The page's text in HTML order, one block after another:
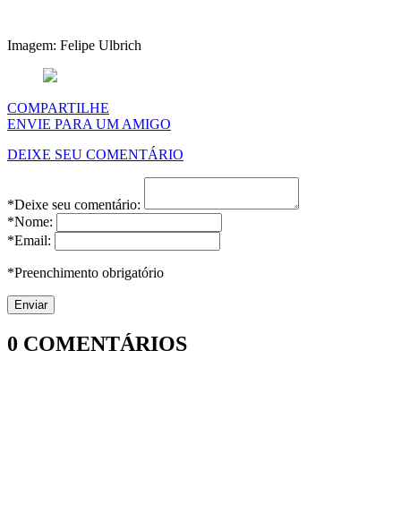
Imagem: Felipe Ulbrich
COMPARTILHE
ENVIE PARA UM AMIGO
DEIXE SEU COMENTÁRIO
*Deixe seu comentário:
*Nome:
*Email:
*Preenchimento obrigatório
0 COMENTÁRIOS